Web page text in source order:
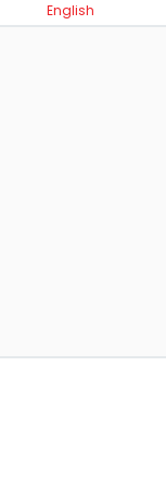
English